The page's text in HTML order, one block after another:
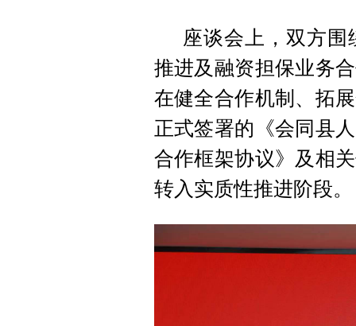
座谈会上，双方
推进及融资担保业务
在健全合作机制、拓
正式签署的《会同县
合作框架协议》及相
转入实质性推进阶段。